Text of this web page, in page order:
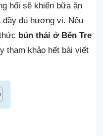
hổi sẽ khiến bữa ăn
đủ hương vị. Nếu
bún thái ở Bến Tre
tham khảo hết bài viết